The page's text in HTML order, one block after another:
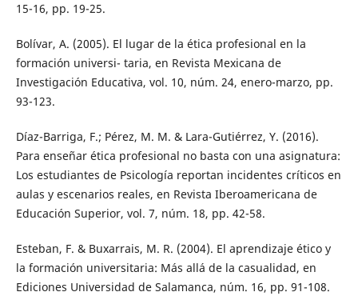
15-16, pp. 19-25.
Bolívar, A. (2005). El lugar de la ética profesional en la
formación universi- taria, en Revista Mexicana de
Investigación Educativa, vol. 10, núm. 24, enero-marzo, pp.
93-123.
Díaz-Barriga, F.; Pérez, M. M. & Lara-Gutiérrez, Y. (2016).
Para enseñar ética profesional no basta con una asignatura:
Los estudiantes de Psicología reportan incidentes críticos en
aulas y escenarios reales, en Revista Iberoamericana de
Educación Superior, vol. 7, núm. 18, pp. 42-58.
Esteban, F. & Buxarrais, M. R. (2004). El aprendizaje ético y
la formación universitaria: Más allá de la casualidad, en
Ediciones Universidad de Salamanca, núm. 16, pp. 91-108.